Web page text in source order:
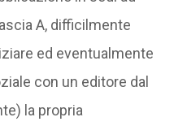
A, difficilmente
ed eventualmente
con un editore dal
la propria